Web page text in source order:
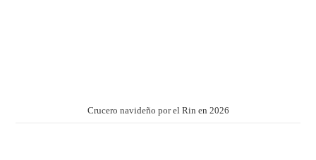
Crucero navideño por el Rin en 2026